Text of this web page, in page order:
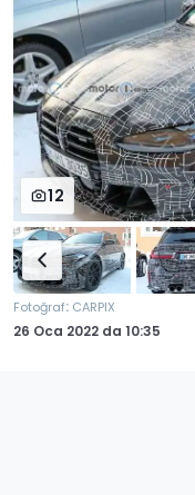
12
Fotoğraf: CARPIX
26 Oca 2022 da 10:35